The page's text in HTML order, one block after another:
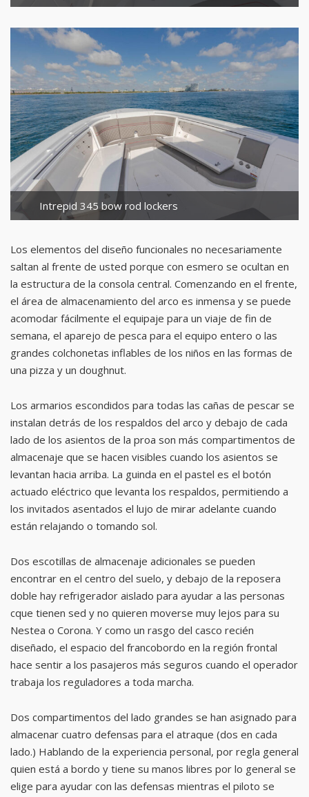
Intrepid 345 bow rod lockers
Los elementos del diseño funcionales no necesariamente
saltan al frente de usted porque con esmero se ocultan en
la estructura de la consola central. Comenzando en el frente,
el área de almacenamiento del arco es inmensa y se puede
acomodar fácilmente el equipaje para un viaje de fin de
semana, el aparejo de pesca para el equipo entero o las
grandes colchonetas inflables de los niños en las formas de
una pizza y un doughnut.
Los armarios escondidos para todas las cañas de pescar se
instalan detrás de los respaldos del arco y debajo de cada
lado de los asientos de la proa son más compartimentos de
almacenaje que se hacen visibles cuando los asientos se
levantan hacia arriba. La guinda en el pastel es el botón
actuado eléctrico que levanta los respaldos, permitiendo a
los invitados asentados el lujo de mirar adelante cuando
están relajando o tomando sol.
Dos escotillas de almacenaje adicionales se pueden
encontrar en el centro del suelo, y debajo de la reposera
doble hay refrigerador aislado para ayudar a las personas
cque tienen sed y no quieren moverse muy lejos para su
Nestea o Corona. Y como un rasgo del casco recién
diseñado, el espacio del francobordo en la región frontal
hace sentir a los pasajeros más seguros cuando el operador
trabaja los reguladores a toda marcha.
Dos compartimentos del lado grandes se han asignado para
almacenar cuatro defensas para el atraque (dos en cada
lado.) Hablando de la experiencia personal, por regla general
quien está a bordo y tiene su manos libres por lo general se
elige para ayudar con las defensas mientras el piloto se